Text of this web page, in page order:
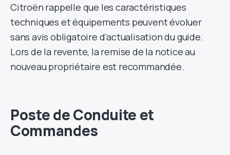
Citroën rappelle que les caractéristiques
techniques et équipements peuvent évoluer
sans avis obligatoire d’actualisation du guide.
Lors de la revente, la remise de la notice au
nouveau propriétaire est recommandée.
Poste de Conduite et
Commandes